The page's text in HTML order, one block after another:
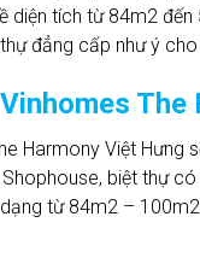
diện tích từ 84m2
đẳng cấp như ý cho
Vinhomes The
Harmony Việt Hưng
biệt thự
từ 84m2 –